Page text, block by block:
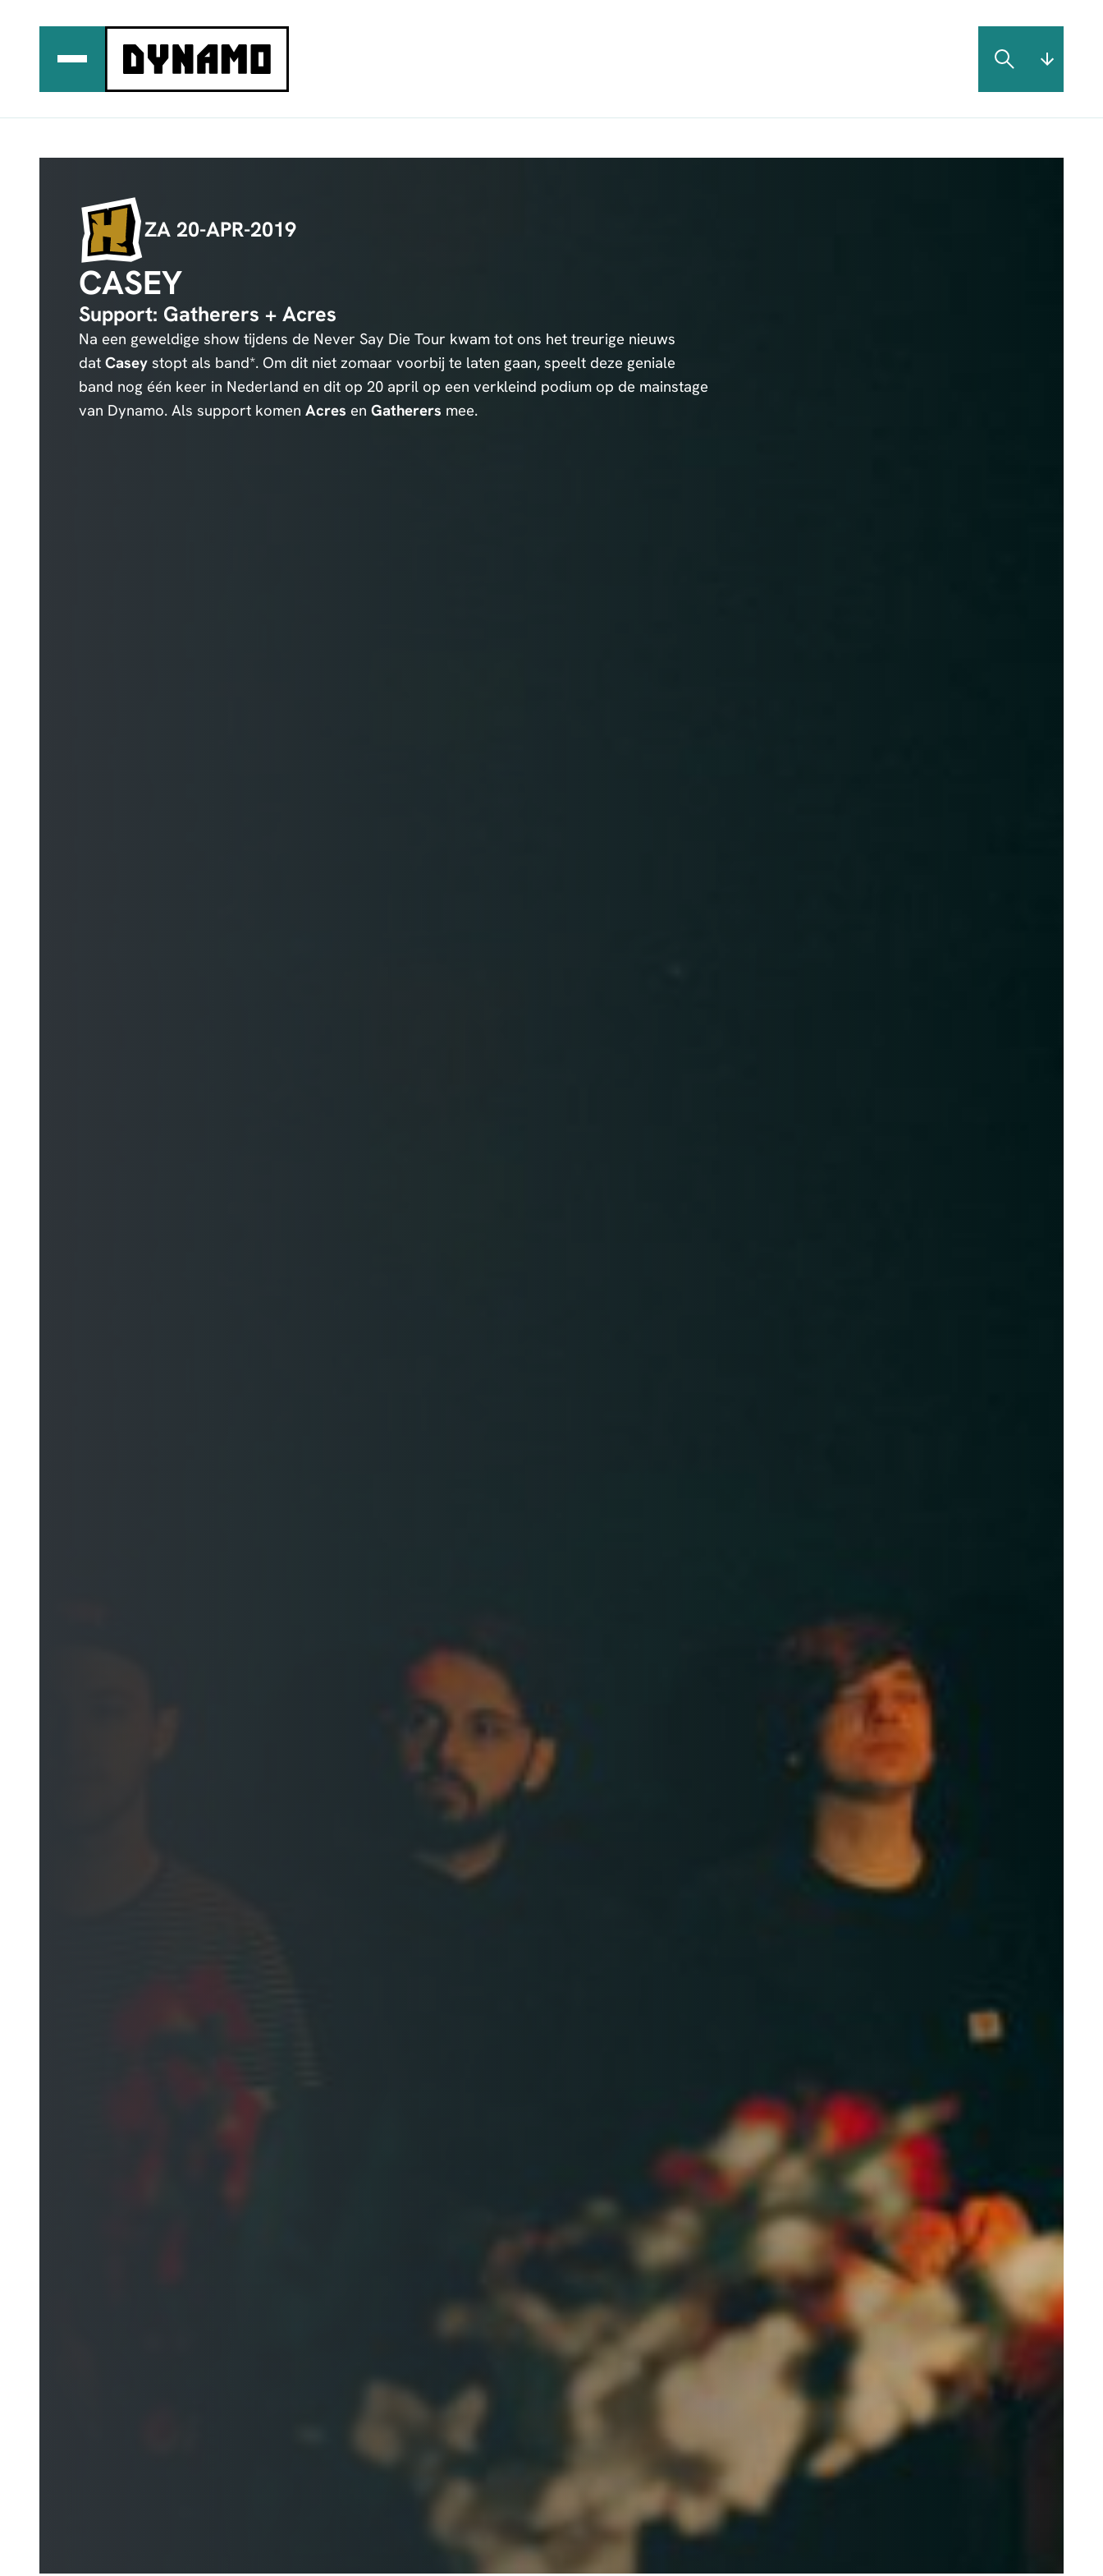
ZA 20-APR-2019
CASEY
Support: Gatherers + Acres
Na een geweldige show tijdens de Never Say Die Tour kwam tot ons het treurige nieuws
dat Casey stopt als band*. Om dit niet zomaar voorbij te laten gaan, speelt deze geniale
band nog één keer in Nederland en dit op 20 april op een verkleind podium op de mainstage
van Dynamo. Als support komen Acres en Gatherers mee.